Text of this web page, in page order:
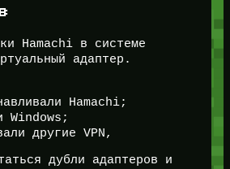
Hamachi в системе
адаптер.
Hamachi;
Windows;
другие VPN,
дубли адаптеров и